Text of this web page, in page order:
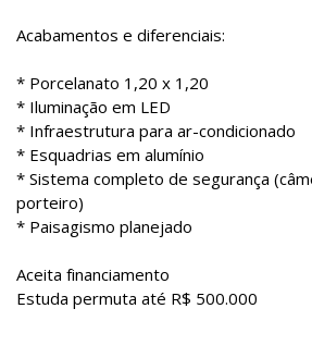
Acabamentos e diferenciais:
* Porcelanato 1,20 x 1,20
* Iluminação em LED
* Infraestrutura para ar-condicionado
* Esquadrias em alumínio
* Sistema completo de segurança
porteiro)
* Paisagismo planejado
Aceita financiamento
Estuda permuta até R$ 500.000